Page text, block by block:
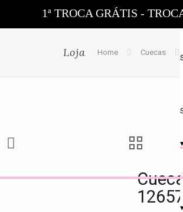
1ª TROCA GRÁTIS -
Loja Home Cuecas